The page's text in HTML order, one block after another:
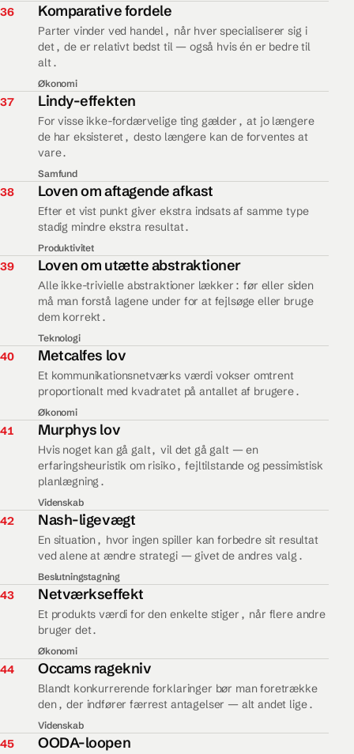
36 36.
Komparative fordele
Parter vinder ved handel, når hver specialiserer sig i
det, de er relativt bedst til — også hvis én er bedre til
alt.
Økonomi
37 37.
Lindy-effekten
For visse ikke-fordærvelige ting gælder, at jo længere
de har eksisteret, desto længere kan de forventes at
vare.
Samfund
38 38.
Loven om aftagende afkast
Efter et vist punkt giver ekstra indsats af samme type
stadig mindre ekstra resultat.
Produktivitet
39 39.
Loven om utætte abstraktioner
Alle ikke-trivielle abstraktioner lækker: før eller siden
må man forstå lagene under for at fejlsøge eller bruge
dem korrekt.
Teknologi
40 40.
Metcalfes lov
Et kommunikationsnetværks værdi vokser omtrent
proportionalt med kvadratet på antallet af brugere.
Økonomi
41 41.
Murphys lov
Hvis noget kan gå galt, vil det gå galt — en
erfaringsheuristik om risiko, fejltilstande og pessimistisk
planlægning.
Videnskab
42 42.
Nash-ligevægt
En situation, hvor ingen spiller kan forbedre sit resultat
ved alene at ændre strategi — givet de andres valg.
Beslutningstagning
43 43.
Netværkseffekt
Et produkts værdi for den enkelte stiger, når flere andre
bruger det.
Økonomi
44 44.
Occams ragekniv
Blandt konkurrerende forklaringer bør man foretrække
den, der indfører færrest antagelser — alt andet lige.
Videnskab
45 45.
OODA-loopen